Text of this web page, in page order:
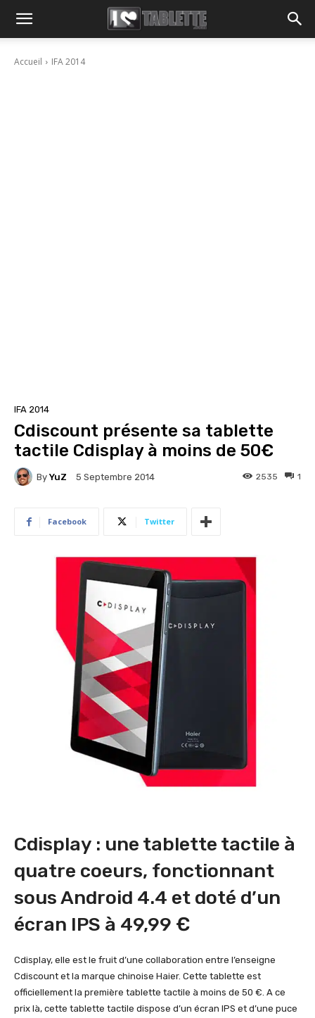
Accueil IFA 2014
IFA 2014
Cdiscount présente sa tablette
tactile Cdisplay à moins de 50€
By YuZ 5 Septembre 2014 1
2535
Facebook Twitter
Cdisplay : une tablette tactile à
quatre coeurs, fonctionnant
sous Android 4.4 et doté d’un
écran IPS à 49,99 €
Cdisplay, elle est le fruit d’une collaboration entre l’enseigne
Cdiscount et la marque chinoise Haier. Cette tablette est
officiellement la première tablette tactile à moins de 50 €. A ce
prix là, cette tablette tactile dispose d’un écran IPS et d’une puce